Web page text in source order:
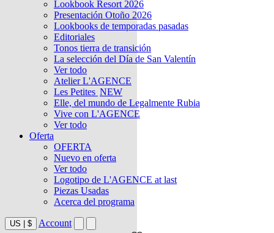
Lookbook Resort 2026
Presentación Otoño 2026
Lookbooks de temporadas pasadas
Editoriales
Tonos tierra de transición
La selección del Día de San Valentín
Ver todo
Atelier L'AGENCE
Les Petites NEW
Elle, del mundo de Legalmente Rubia
Vive con L'AGENCE
Ver todo
Oferta
OFERTA
Nuevo en oferta
Ver todo
Logotipo de L'AGENCE at last
Piezas Usadas
Acerca del programa
US $ Account